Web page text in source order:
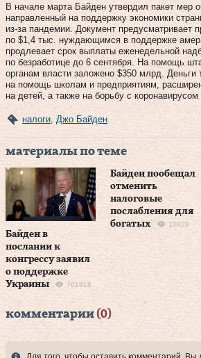
В начале марта Байден утвердил пакет мер
направленный на поддержку экономики
из-за пандемии. Документ предусматривает
по $1,4 тыс. нуждающимся в поддержке
продлевает срок выплаты еженедельной
по безработице до 6 сентября. На помощь
органам власти заложено $350 млрд. Деньги
на помощь школам и предприятиям,
на детей, а также на борьбу с
налоги Джо Байден
материалы по теме
Байден в
послании к
конгрессу заявил
о поддержке
Украины
761918
Байден пообещал
отменить
налоговые
послабления для
богатых
10929
комментарии (0)